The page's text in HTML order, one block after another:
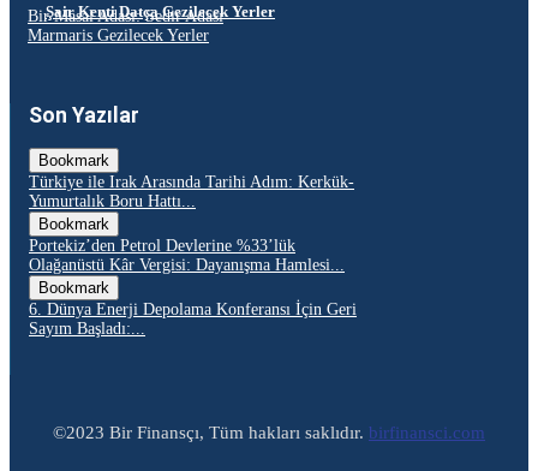
Şair Kenti Datça Gezilecek Yerler
Bir Masal Adası: Sedir Adası
Marmaris Gezilecek Yerler
Son Yazılar
Bookmark
Türkiye ile Irak Arasında Tarihi Adım: Kerkük-
Yumurtalık Boru Hattı...
Bookmark
Portekiz’den Petrol Devlerine %33’lük
Olağanüstü Kâr Vergisi: Dayanışma Hamlesi...
Bookmark
6. Dünya Enerji Depolama Konferansı İçin Geri
Sayım Başladı:...
©2023 Bir Finansçı, Tüm hakları saklıdır. birfinansci.com